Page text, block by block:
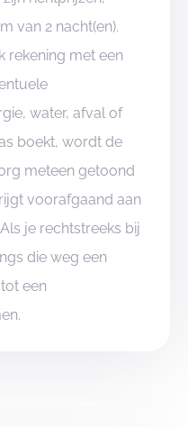
van 2 nacht(en).
rekening met een
water, afval of
boekt, wordt de
meteen getoond
voorafgaand aan
je rechtstreeks bij
die weg een
een